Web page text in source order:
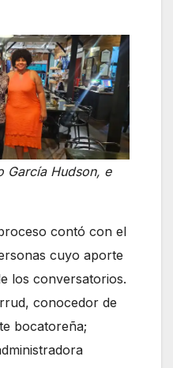
García Hudson, e
contó con el
cuyo aporte
los conversatorios.
conocedor de
bocatoreña;